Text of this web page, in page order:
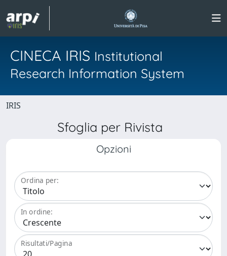
CINECA IRIS Institutional
Research Information System
IRIS
Sfoglia per Rivista
Opzioni
Ordina per:
In ordine:
Risultati/Pagina